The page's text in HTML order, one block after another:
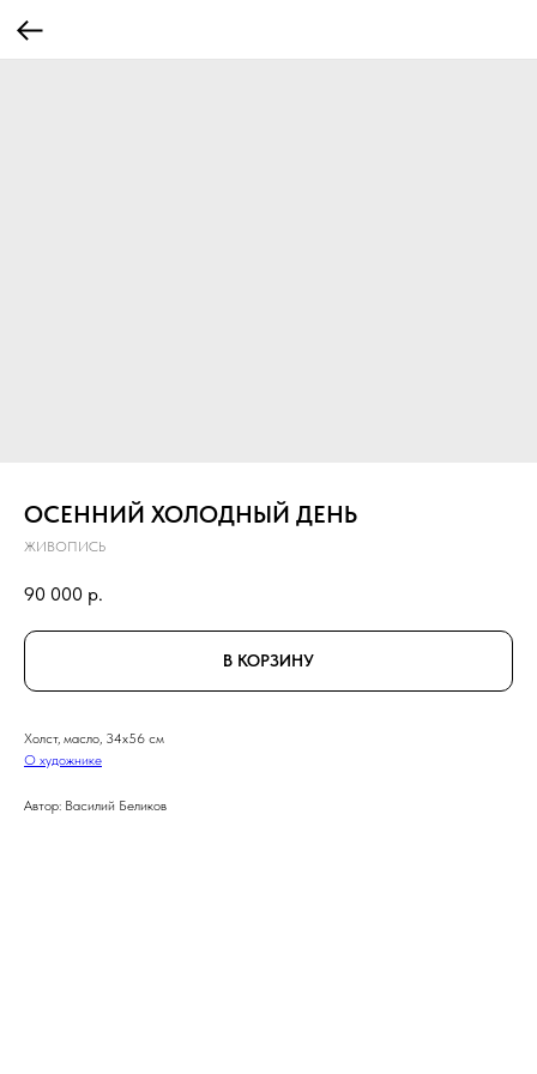
ОСЕННИЙ ХОЛОДНЫЙ ДЕНЬ
ЖИВОПИСЬ
90 000 р.
В КОРЗИНУ
Холст, масло, 34x56 см
О художнике
Автор: Василий Беликов